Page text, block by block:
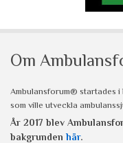
Om
Ambulansforum® startades
som ville utveckla
År 2017 blev
bakgrunden här.